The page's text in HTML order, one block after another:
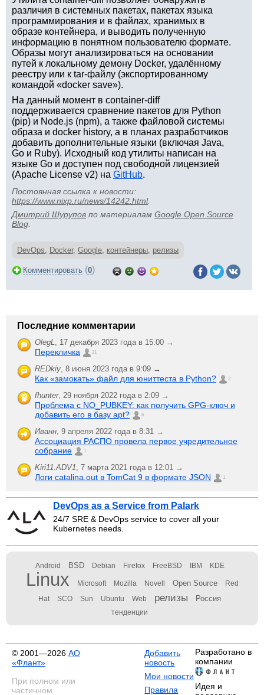
различия в системных пакетах, пакетах языка
программирования и в файлах, хранимых в
образе контейнера, и выводить полученную
информацию в понятном пользователю формате.
Образы могут анализироваться на основании
путей к локальному демону Docker, удалённому
реестру или к tar-файлу (экспортированному
командой «docker save»).
На данный момент в container-diff
поддерживается сравнение пакетов для Python
(pip) и Node.js (npm), а также файловой системы
образа и docker history, а в планах разработчиков
добавить дополнительные языки (включая Java,
Go и Ruby). Исходный код утилиты написан на
языке Go и доступен под свободной лицензией
(Apache License v2) на GitHub.
Постоянная ссылка к новости:
https://www.nixp.ru/news/14242.html.
Дмитрий Шурупов по материалам Google Open Source
Blog
DevOps, Docker, Google, контейнеры, релизы
Комментировать (0)
Последние комментарии
OlegL, 17 декабря 2023 года в 15:00 →
Перекличка 21
REDkiy, 8 июня 2023 года в 9:09 →
Как «замокать» файл для юниттеста в Python? 2
fhunter, 29 ноября 2022 года в 2:09 →
Проблема с NO_PUBKEY: как получить GPG-ключ и
добавить его в базу apt?
6
Иванн, 9 апреля 2022 года в 8:31 →
Ассоциация РАСПО провела первое учредительное
собрание
1
Kiri11.ADV1, 7 марта 2021 года в 12:01 →
Логи catalina.out в TomCat 9 в формате JSON 1
DevOps as a Service from Palark
24/7 SRE & DevOps service to cover all your
Kubernetes needs.
Android BSD Debian Firefox FreeBSD IBM KDE
Linux Microsoft Mozilla Novell Open Source Red
Hat SCO Sun Ubuntu Web релизы Россия
тенденции
© 2001—2026 АО
«Флант»
При полном или
частичном
Добавить
новость
Мои новости
Правила
Разработано в
компании
Идея и